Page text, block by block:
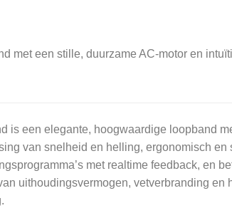
met een stille, duurzame AC-motor en
is een elegante, hoogwaardige loopband
van snelheid en helling, ergonomisch
met realtime feedback, en
uithoudingsvermogen, vetverbranding